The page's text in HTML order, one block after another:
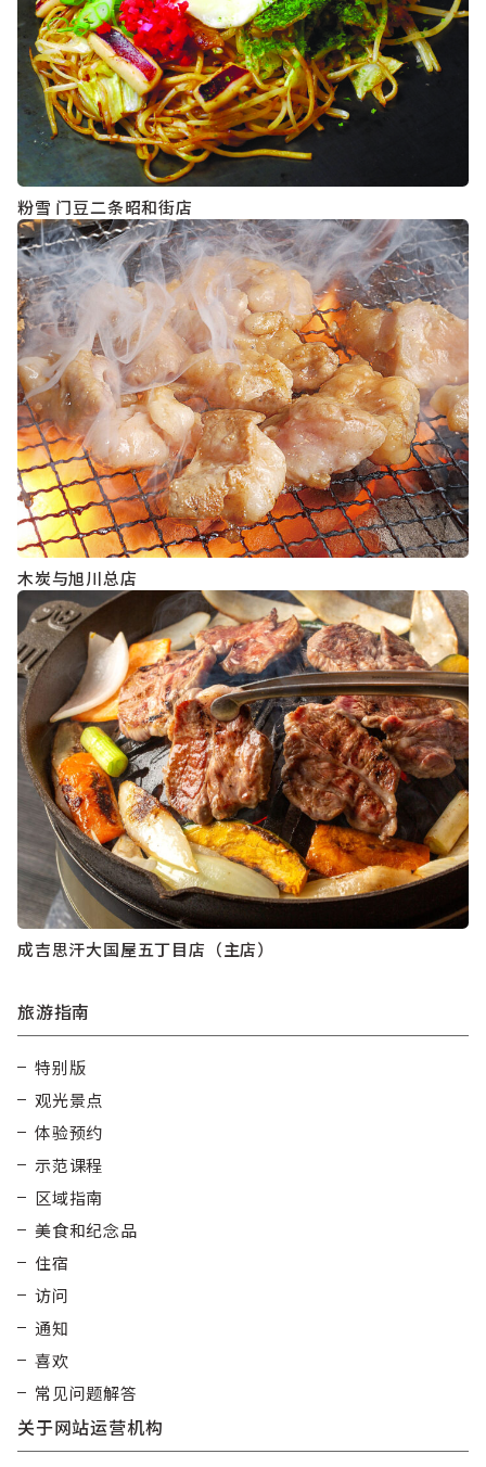
粉雪 门豆二条昭和街店
木炭与旭川总店
成吉思汗大国屋五丁目店（主店）
旅游指南
特别版
观光景点
体验预约
示范课程
区域指南
美食和纪念品
住宿
访问
通知
喜欢
常见问题解答
关于网站运营机构